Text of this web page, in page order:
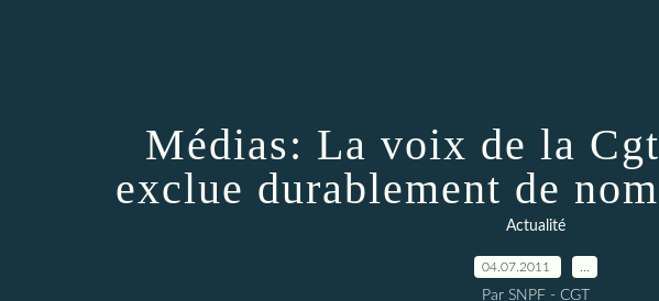
Médias: La voix de la
exclue durablement de
Actualité
04.07.2011
Par SNPF - CGT